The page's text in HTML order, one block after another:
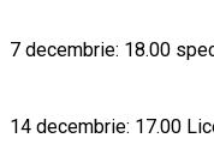
7 decembrie: 18.00
14 decembrie: 17.00